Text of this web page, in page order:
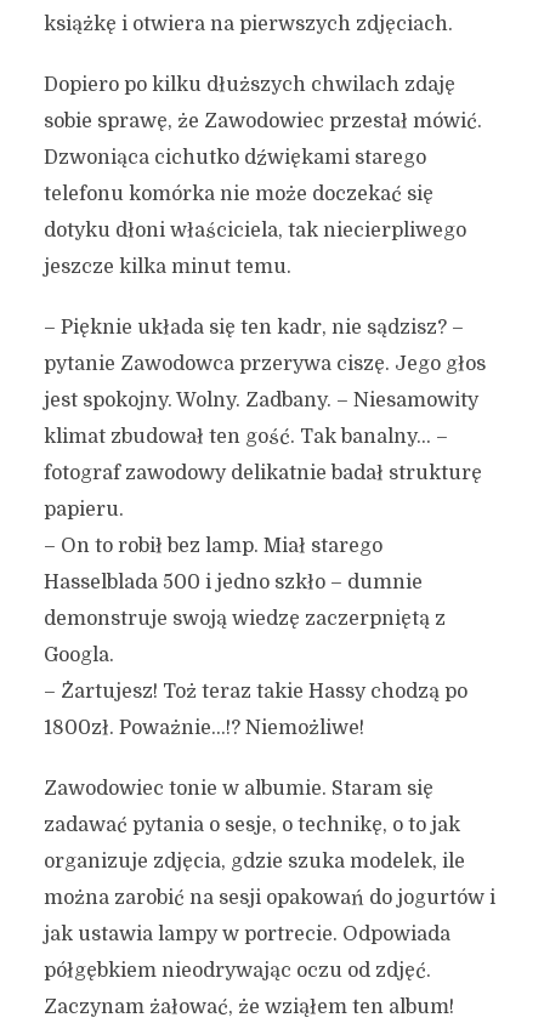
książkę i otwiera na pierwszych zdjęciach.
Dopiero po kilku dłuższych chwilach zdaję
sobie sprawę, że Zawodowiec przestał mówić.
Dzwoniąca cichutko dźwiękami starego
telefonu komórka nie może doczekać się
dotyku dłoni właściciela, tak niecierpliwego
jeszcze kilka minut temu.
– Pięknie układa się ten kadr, nie sądzisz? –
pytanie Zawodowca przerywa ciszę. Jego głos
jest spokojny. Wolny. Zadbany. – Niesamowity
klimat zbudował ten gość. Tak banalny… –
fotograf zawodowy delikatnie badał strukturę
papieru.
– On to robił bez lamp. Miał starego
Hasselblada 500 i jedno szkło – dumnie
demonstruje swoją wiedzę zaczerpniętą z
Googla.
– Żartujesz! Toż teraz takie Hassy chodzą po
1800zł. Poważnie…!? Niemożliwe!
Zawodowiec tonie w albumie. Staram się
zadawać pytania o sesje, o technikę, o to jak
organizuje zdjęcia, gdzie szuka modelek, ile
można zarobić na sesji opakowań do jogurtów i
jak ustawia lampy w portrecie. Odpowiada
półgębkiem nieodrywając oczu od zdjęć.
Zaczynam żałować, że wziąłem ten album!